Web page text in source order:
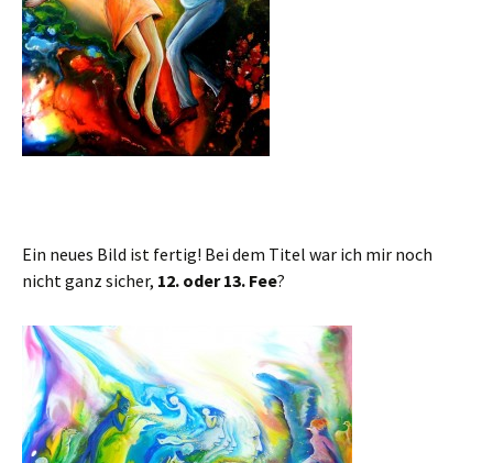
Ein neues Bild ist fertig! Bei dem Titel war ich mir noch
nicht ganz sicher, 12. oder 13. Fee?